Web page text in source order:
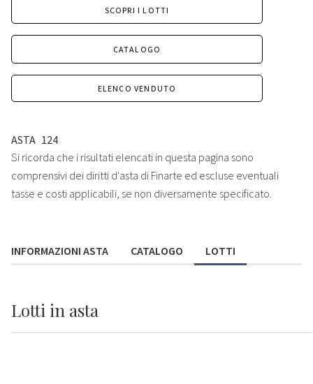
SCOPRI I LOTTI
CATALOGO
ELENCO VENDUTO
ASTA 124
Si ricorda che i risultati elencati in questa pagina sono
comprensivi dei diritti d'asta di Finarte ed escluse eventuali
tasse e costi applicabili, se non diversamente specificato.
INFORMAZIONI ASTA CATALOGO LOTTI
Lotti in asta